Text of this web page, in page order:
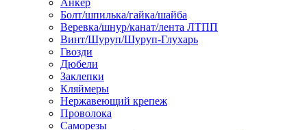
Анкер
Болт/шпилька/гайка/шайба
Веревка/шнур/канат/лента ЛТПП
Винт/Шуруп/Шуруп-Глухарь
Гвозди
Дюбели
Заклепки
Кляймеры
Нержавеющий крепеж
Проволока
Саморезы